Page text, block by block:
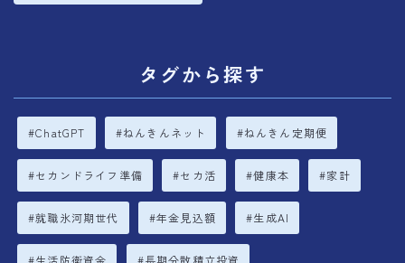
タグから探す
ChatGPT ねんきんネット ねんきん定期便
セカンドライフ準備 セカ活 健康本 家計
就職氷河期世代 年金見込額 生成AI